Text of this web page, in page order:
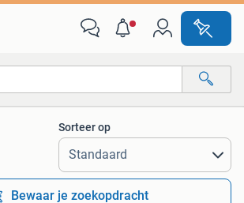
Alle afstanden…
Sorteer op
Bewaar je zoekopdracht